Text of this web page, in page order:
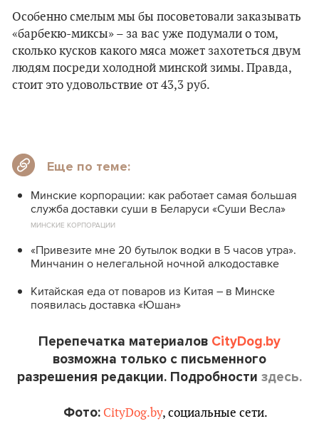
Особенно смелым мы бы посоветовали заказывать
«барбекю-миксы» – за вас уже подумали о том,
сколько кусков какого мяса может захотеться двум
людям посреди холодной минской зимы. Правда,
стоит это удовольствие от 43,3 руб.
Еще по теме:
Минские корпорации: как работает самая большая
служба доставки суши в Беларуси «Суши Весла»
МИНСКИЕ КОРПОРАЦИИ
«Привезите мне 20 бутылок водки в 5 часов утра».
Минчанин о нелегальной ночной алкодоставке
Китайская еда от поваров из Китая – в Минске
появилась доставка «Юшан»
Перепечатка материалов CityDog.by
возможна только с письменного
разрешения редакции. Подробности здесь.
Фото: CityDog.by, социальные сети.